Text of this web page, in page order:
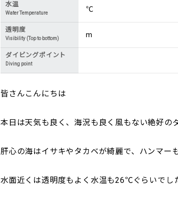
水温
Water Temperature ℃
透明度
Visibility (Top to bottom) m
ダイビングポイント
Diving point
皆さんこんにちは
本日は天気も良く、海況も良く風もない絶好の
肝心の海はイサキやタカベが綺麗で、ハンマー
水面近くは透明度もよく水温も26℃ぐらいでし